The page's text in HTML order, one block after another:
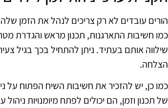
הורים עובדים לא רק צריכים לנהל את הזמן
כמו חשיבות התארגנות, תכנון מראש והגדרת
שילווה אותם בעתיד. ניתן להתחיל בכך בגיל
הצלחה.
כמו כן, יש להזכיר את חשיבות השיח הפתוח על
של תכנון וזמן, הם יכולים לפתח מיומנויות